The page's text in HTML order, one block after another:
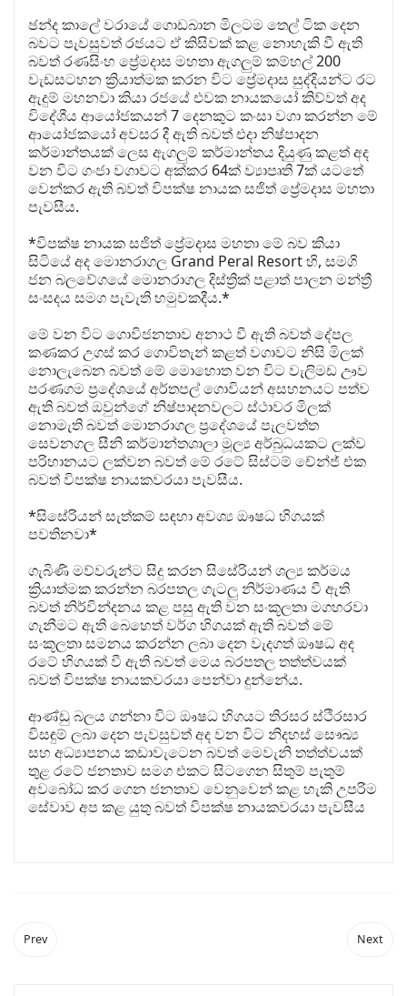
ඡන්ද කාලේ වරායේ ගොඩබාන මිලටම තෙල් ටික දෙන
බවට පැවසුවත් රජයට ඒ කිසිවක් කළ නොහැකි වී ඇති
බවත් රණසිංහ ප්‍රේමදාස මහතා ඇගලුම් කම්හල් 200
වැඩසටහන ක්‍රියාත්මක කරන විට ප්‍රේමදාස සුද්දියන්ට රට
ඇදුම් මහනවා කියා රජයේ එවක නායකයෝ කිව්වත් අද
විදේශීය ආයෝජකයන් 7 දෙනකුට කංසා වගා කරන්න මේ
ආයෝජකයෝ අවසර දී ඇති බවත් එදා නිෂ්පාදන
කර්මාන්තයක් ලෙස ඇගලුම් කර්මාන්තය දියුණු කළත් අද
වන විට ගංජා වගාවට අක්කර 64ක් ව්‍යාපෘති 7ක් යටතේ
වෙන්කර ඇති බවත් විපක්ෂ නායක සජිත් ප්‍රේමදාස මහතා
පැවසීය.
*විපක්ෂ නායක සජිත් ප්‍රේමදාස මහතා මේ බව කියා
සිටියේ අද මොනරාගල Grand Peral Resort හි, සමගි
ජන බලවේගයේ මොනරාගල දිස්ත්‍රික් පළාත් පාලන මන්ත්‍රී
සංසදය සමග පැවැති හමුවකදීය.*
මේ වන විට ගොවිජනතාව අනාථ වී ඇති බවත් දේපල
කණකර උගස් කර ගොවිතැන් කළත් වගාවට නිසි මිලක්
නොලැබෙන බවත් මේ මොහොත වන විට වැලිමඩ ඌව
පරණගම ප්‍රදේශයේ අර්තපල් ගොවියන් අසහනයට පත්ව
ඇති බවත් ඔවුන්ගේ නිෂ්පාදනවලට ස්ථාවර මිලක්
නොමැති බවත් මොනරාගල ප්‍රදේශයේ පැලවත්ත
සෙවනගල සීනි කර්මාන්තශාලා මූල්‍ය අර්බුධයකට ලක්ව
පරිහානයට ලක්වන බවත් මේ රටේ සිස්ටම් චේන්ජ් එක
බවත් විපක්ෂ නායකවරයා පැවසීය.
*සිසේරියන් සැත්කම් සඳහා අවශ්‍ය ඖෂධ හිගයක්
පවතිනවා*
ගැබිණි මව්වරුන්ට සිදු කරන සිසේරියන් ශල්‍ය කර්මය
ක්‍රියාත්මක කරන්න බරපතල ගැටලු නිර්මාණය වී ඇති
බවත් නිර්වින්දනය කළ පසු ඇති වන සංකූලතා මගහරවා
ගැනීමට ඇති බෙහෙත් වර්ග හිගයක් ඇති බවත් මේ
සංකූලතා සමනය කරන්න ලබා දෙන වැදගත් ඖෂධ අද
රටේ හිගයක් වී ඇති බවත් මෙය බරපතල තත්ත්වයක්
බවත් විපක්ෂ නායකවරයා පෙන්වා දුන්නේය.
ආණ්ඩු බලය ගන්නා විට ඖෂධ හිගයට තිරසර ස්ථිරසාර
විසඳුම් ලබා දෙන පැවසුවත් අද වන විට නිදහස් සෞඛ්‍ය
සහ අධ්‍යාපනය කඩාවැටෙන බවත් මෙවැනි තත්ත්වයක්
තුළ රටේ ජනතාව සමග එකට සිටගෙන සිතුම් පැතුම්
අවබෝධ කර ගෙන ජනතාව වෙනුවෙන් කළ හැකි උපරිම
සේවාව අප කළ යුතු බවත් විපක්ෂ නායකවරයා පැවසීය
Prev Next